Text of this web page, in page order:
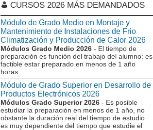
CURSOS 2026 MÁS DEMANDADOS
Módulo de Grado Medio en Montaje y
Mantenimiento de Instalaciones de Frio
Climatización y Producción de Calor 2026
Módulos Grado Medio 2026 - El tiempo de
preparación es función del trabajo del alumno: es
factible estar preparado en menos de 1 año
horas
Módulo de Grado Superior en Desarrollo de
Productos Electrónicos 2026
Módulos Grado Superior 2026 - Es posible
estudiar la preparación en menos de 1 año, no
obstante la duración real del tiempo de estudio
es muy dependiente del tiempo que estudie el